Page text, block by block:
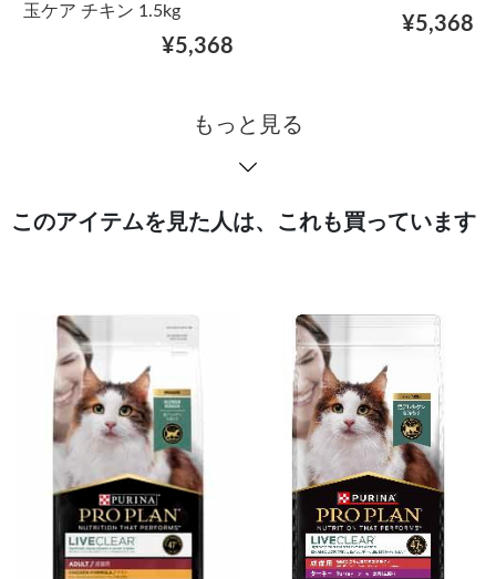
玉ケア チキン 1.5kg
¥5,368
¥5,368
もっと見る
このアイテムを見た人は、これも買っています